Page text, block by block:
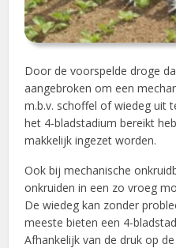
Door de voorspelde droge
aangebroken om een
m.b.v. schoffel of wiedeg uit
het 4-bladstadium bereikt
makkelijk ingezet worden.
Ook bij mechanische
onkruiden in een zo vroeg
De wiedeg kan zonder
meeste bieten een 4-
Afhankelijk van de druk op